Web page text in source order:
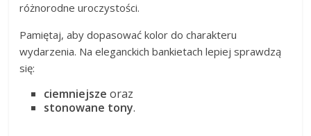
różnorodne uroczystości.
Pamiętaj, aby dopasować kolor do charakteru
wydarzenia. Na eleganckich bankietach lepiej sprawdzą
się:
ciemniejsze oraz
stonowane tony.